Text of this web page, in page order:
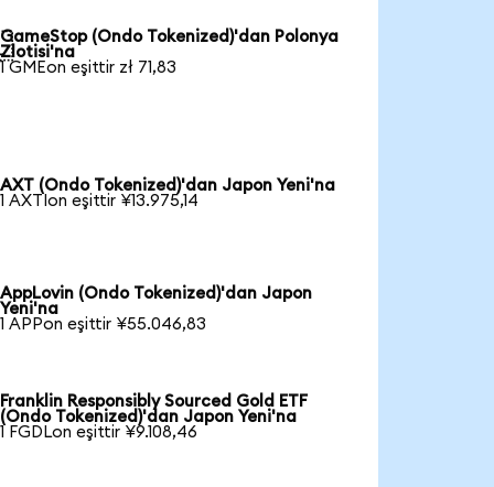
GameStop (Ondo Tokenized)'dan Polonya
Zlotisi'na
1 GMEon eşittir zł 71,83
AXT (Ondo Tokenized)'dan Japon Yeni'na
1 AXTIon eşittir ¥13.975,14
AppLovin (Ondo Tokenized)'dan Japon
Yeni'na
1 APPon eşittir ¥55.046,83
Franklin Responsibly Sourced Gold ETF
(Ondo Tokenized)'dan Japon Yeni'na
1 FGDLon eşittir ¥9.108,46